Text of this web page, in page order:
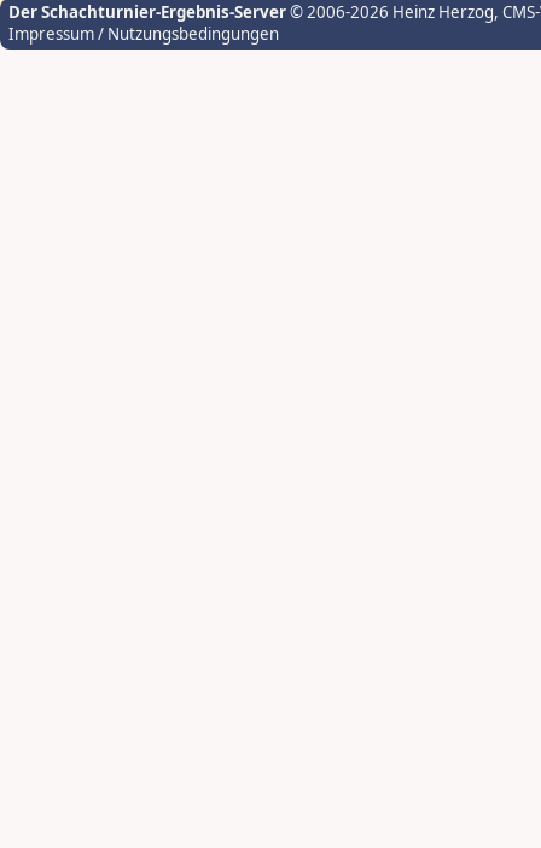
Der Schachturnier-Ergebnis-Server© 2006-2026 Heinz Herzog,
Impressum / Nutzungsbedingungen